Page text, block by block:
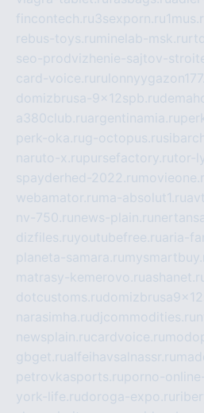
fincontech.ru3sexporn.ru
rebus-toys.ru minelab-msk.ru
seo-prodvizhenie-sajtov-
card-voice.ru
domizbrusa-9x12spb.ru
a380club.ruargentinamia.ru
perk-oka.rug-octopus.ru
naruto-x.rupursefactory.rutor-
spayderhed-2022.ru
webamator.ru ma-absolut1.ru
nv-750.ru news-plain.ru
dizfiles.ruyoutubefree.ruaria-
planeta-samara.ru
matrasy-kemerovo.ru
dotcustoms.ru
narasimha.rudjcommodities.ru
newsplain.rucardvoice.ru
gbget.rualfeihavsalnassr.ru
petrovkasports.ruporno-
york-life.rudoroga-expo.ru